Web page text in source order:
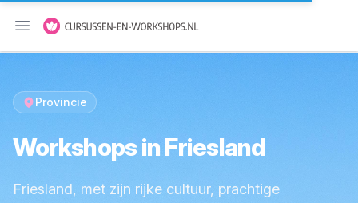
Menu openen
Provincie
Workshops in Friesland
Friesland, met zijn rijke cultuur, prachtige